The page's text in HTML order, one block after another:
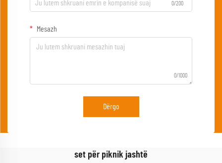
0/200
Mesazh
0/1000
Dërgo
set për piknik jashtë